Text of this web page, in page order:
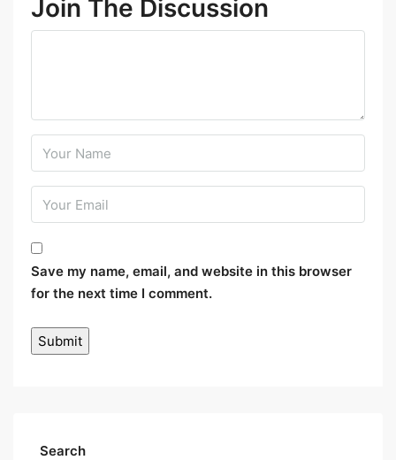
Join The Discussion
Save my name, email, and website in this browser
for the next time I comment.
Search